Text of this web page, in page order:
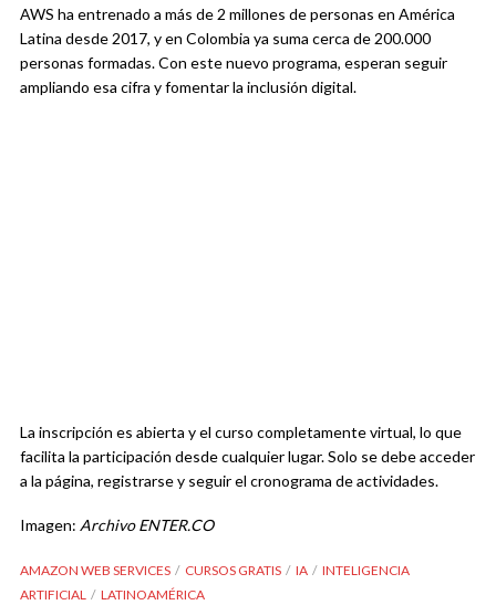
AWS ha entrenado a más de 2 millones de personas en América
Latina desde 2017, y en Colombia ya suma cerca de 200.000
personas formadas. Con este nuevo programa, esperan seguir
ampliando esa cifra y fomentar la inclusión digital.
La inscripción es abierta y el curso completamente virtual, lo que
facilita la participación desde cualquier lugar. Solo se debe acceder
a la página, registrarse y seguir el cronograma de actividades.
Imagen: Archivo ENTER.CO
AMAZON WEB SERVICES CURSOS GRATIS IA
INTELIGENCIA
ARTIFICIAL
LATINOAMÉRICA